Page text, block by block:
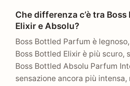
Che differenza c’è tra
Elixir e Absolu?
Boss Bottled Parfum è
Boss Bottled Elixir è più scuro,
Boss Bottled Absolu Parfum
sensazione ancora più intensa,